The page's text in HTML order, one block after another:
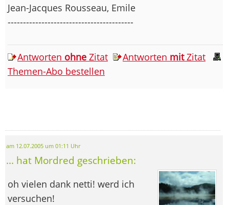
Jean-Jacques Rousseau, Emile
-----------------------------------------
Antworten ohne Zitat Antworten mitZitat
Themen-Abo bestellen
am 12.07.2005 um 01:11 Uhr
... hat Mordred geschrieben:
oh vielen dank netti! werd ich
versuchen!